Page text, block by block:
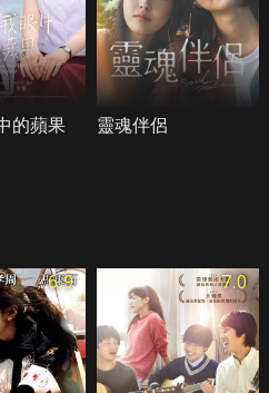
的蘋果 靈魂伴侶
6.9 7.0